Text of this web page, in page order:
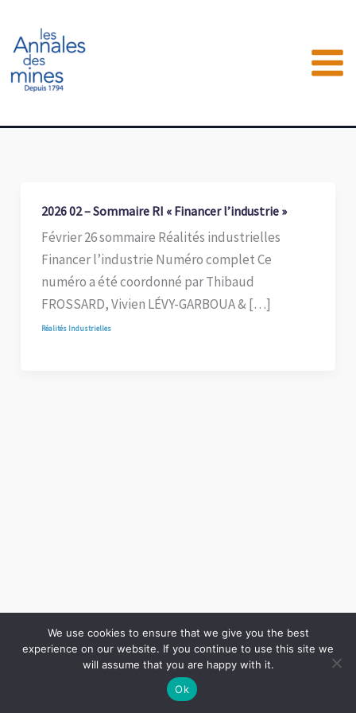
contenu
2026 02 – Sommaire RI « Financer l’industrie »
Février 26 sommaire Réalités industrielles
Financer l’industrie Numéro complet Ce
numéro a été coordonné par Thibaud
FROSSARD, Vivien LÉVY-GARBOUA & […]
Réalités Industrielles
Copyright © 2026 LES ANNALES DES MINES | Powered by Thème WordPress Astra
We use cookies to ensure that we give you the best
experience on our website. If you continue to use this site we
will assume that you are happy with it.
Ok